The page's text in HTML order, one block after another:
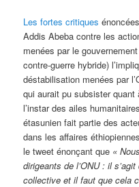
Les fortes critiques
Addis Abeba contre les
menées par le
contre-guerre hybride)
déstabilisation menées par
qui aurait pu subsister quant
l’instar des ailes
étasunien fait partie des
dans les affaires
le tweet énonçant que «
dirigeants de l’ONU : il
collective et il faut que cela